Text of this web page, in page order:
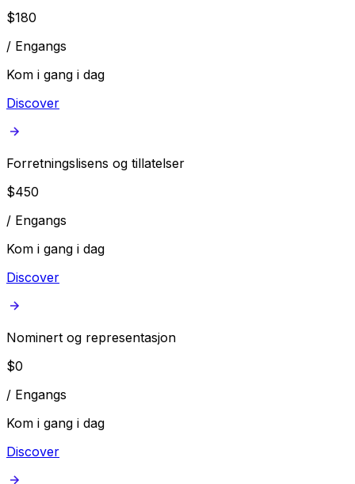
$180
/ Engangs
Kom i gang i dag
Discover
Forretningslisens og tillatelser
$450
/ Engangs
Kom i gang i dag
Discover
Nominert og representasjon
$0
/ Engangs
Kom i gang i dag
Discover